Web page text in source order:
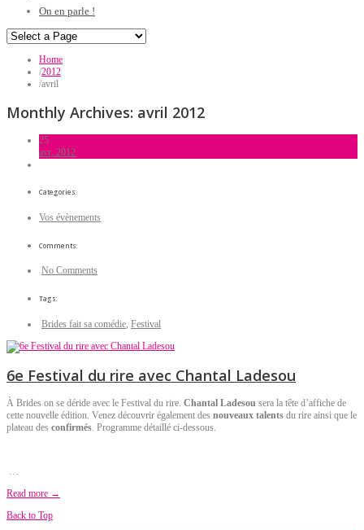
On en parle !
Home
/2012
/avril
Monthly Archives: avril 2012
25
avr, 2012
Categories:
Vos évènements
Comments:
No Comments
Tags:
Brides fait sa comédie, Festival
6e Festival du rire avec Chantal Ladesou
À Brides on se déride avec le Festival du rire. Chantal Ladesou sera la tête d’affiche de
cette nouvelle édition. Venez découvrir également des nouveaux talents du rire ainsi que le
plateau des confirmés . Programme détaillé ci-dessous.
Read more →
Back to Top